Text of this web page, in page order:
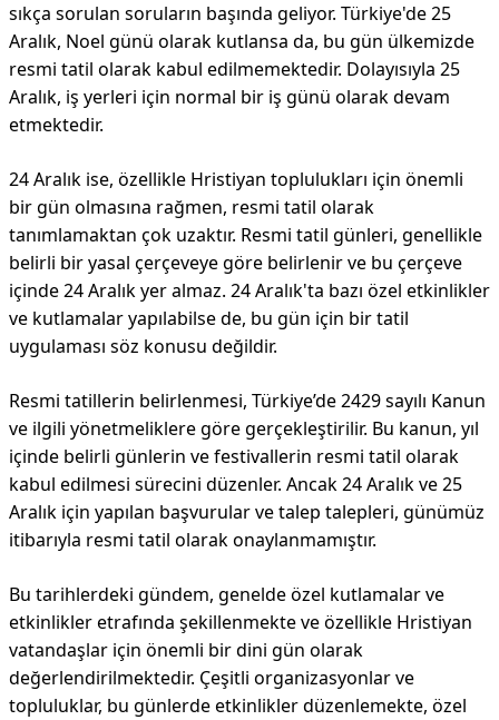
sıkça sorulan soruların başında geliyor. Türkiye'de 25
Aralık, Noel günü olarak kutlansa da, bu gün ülkemizde
resmi tatil olarak kabul edilmemektedir. Dolayısıyla 25
Aralık, iş yerleri için normal bir iş günü olarak devam
etmektedir.
24 Aralık ise, özellikle Hristiyan toplulukları için önemli
bir gün olmasına rağmen, resmi tatil olarak
tanımlamaktan çok uzaktır. Resmi tatil günleri, genellikle
belirli bir yasal çerçeveye göre belirlenir ve bu çerçeve
içinde 24 Aralık yer almaz. 24 Aralık'ta bazı özel etkinlikler
ve kutlamalar yapılabilse de, bu gün için bir tatil
uygulaması söz konusu değildir.
Resmi tatillerin belirlenmesi, Türkiye’de 2429 sayılı Kanun
ve ilgili yönetmeliklere göre gerçekleştirilir. Bu kanun, yıl
içinde belirli günlerin ve festivallerin resmi tatil olarak
kabul edilmesi sürecini düzenler. Ancak 24 Aralık ve 25
Aralık için yapılan başvurular ve talep talepleri, günümüz
itibarıyla resmi tatil olarak onaylanmamıştır.
Bu tarihlerdeki gündem, genelde özel kutlamalar ve
etkinlikler etrafında şekillenmekte ve özellikle Hristiyan
vatandaşlar için önemli bir dini gün olarak
değerlendirilmektedir. Çeşitli organizasyonlar ve
topluluklar, bu günlerde etkinlikler düzenlemekte, özel